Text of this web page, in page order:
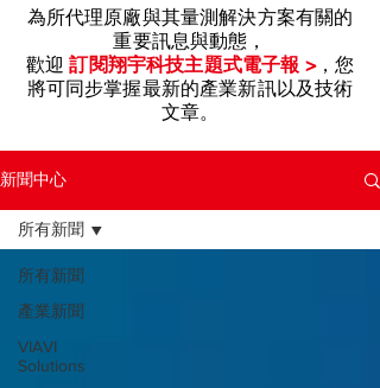
為所代理原廠與其量測解決方案有關的
重要訊息與動態，
歡迎訂閱翔宇科技主題式電子報 >，您
將可同步掌握最新的產業新訊以及技術
文章。
新聞中心
所有新聞
產業新聞
VIAVI
Solutions
所有新聞